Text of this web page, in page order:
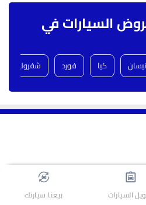
السيارات في
نيسان كيا فورد شفروليه
السيارات بيعنا سيارتك